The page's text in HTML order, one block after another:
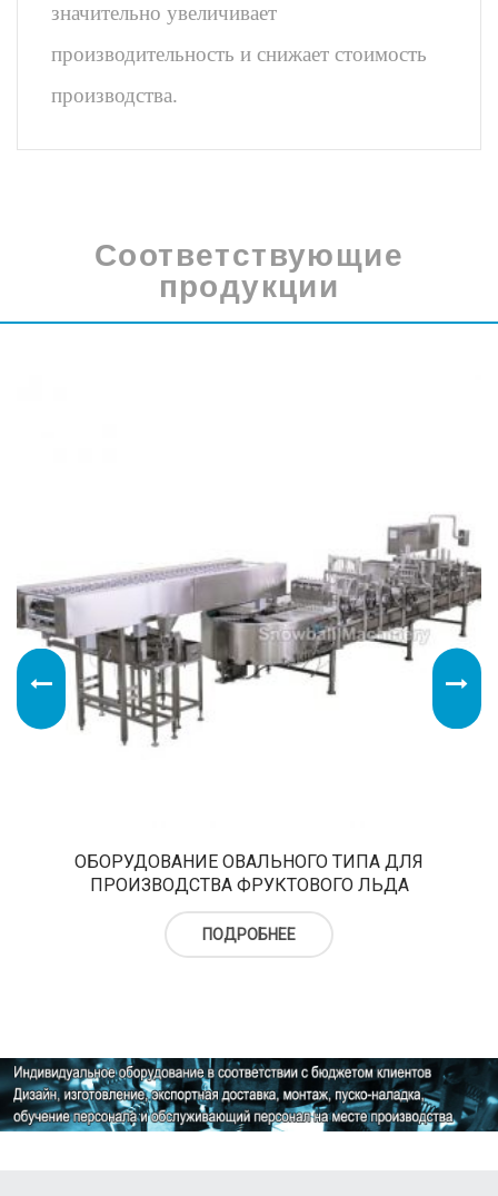
значительно увеличивает
производительность и снижает стоимость
производства.
Соответствующие
продукции
ОБОРУДОВАНИЕ ОВАЛЬНОГО ТИПА ДЛЯ
ПРОИЗВОДСТВА ФРУКТОВОГО ЛЬДА
ПОДРОБНЕЕ